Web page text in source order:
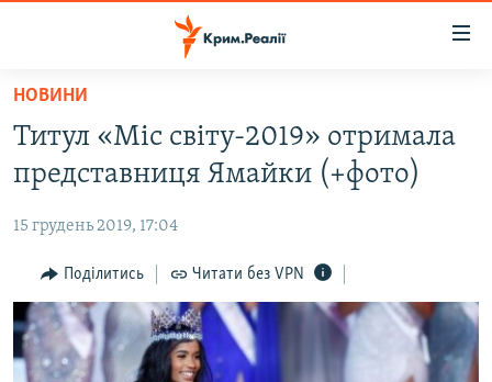
Перейти
основного
матеріалу
Перейти
до
навігації
Перейти
до
пошуку
ВОДА.КРИМ
ВІДЕО ТА ФОТО
ПОЛІТИКА
БЛОГИ
ПОГЛЯД
ІНТЕРВ'Ю
НОВИНИ
Титул «Міс світу-2019» отримала
представниця Ямайки (+фото)
15 грудень 2019, 17:04
Поділитись Читати без VPN